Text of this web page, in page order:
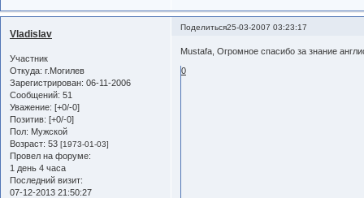
Поделиться25-03-2007 03:23:17
Vladislav
Участник
Откуда: г.Могилев
Зарегистрирован: 06-11-2006
Сообщений: 51
Уважение: [+0/-0]
Позитив: [+0/-0]
Пол: Мужской
Возраст: 53 [1973-01-03]
Провел на форуме:
1 день 4 часа
Последний визит:
07-12-2013 21:50:27
Мustafa, Огромное спасибо за знание
0